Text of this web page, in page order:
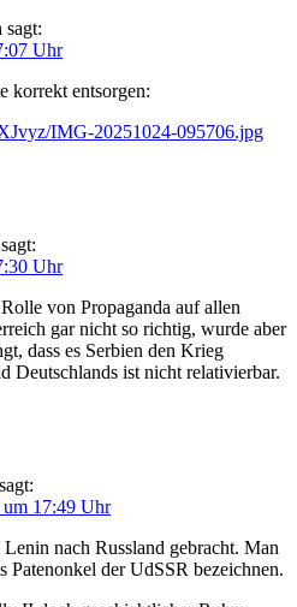
sagt:
Uhr
korrekt entsorgen:
IMG-20251024-095706.jpg
sagt:
Uhr
von Propaganda auf allen
gar nicht so richtig, wurde aber
dass es Serbien den Krieg
Deutschlands ist nicht relativierbar.
sagt:
17:49 Uhr
nach Russland gebracht. Man
Patenonkel der UdSSR bezeichnen.